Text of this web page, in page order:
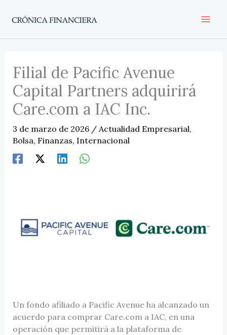
Filial de Pacific Avenue
Capital Partners adquirirá
Care.com a IAC Inc.
3 de marzo de 2026 / Actualidad Empresarial,
Bolsa, Finanzas, Internacional
Un fondo afiliado a Pacific Avenue ha alcanzado un
acuerdo para comprar Care.com a IAC, en una
operación que permitirá a la plataforma de